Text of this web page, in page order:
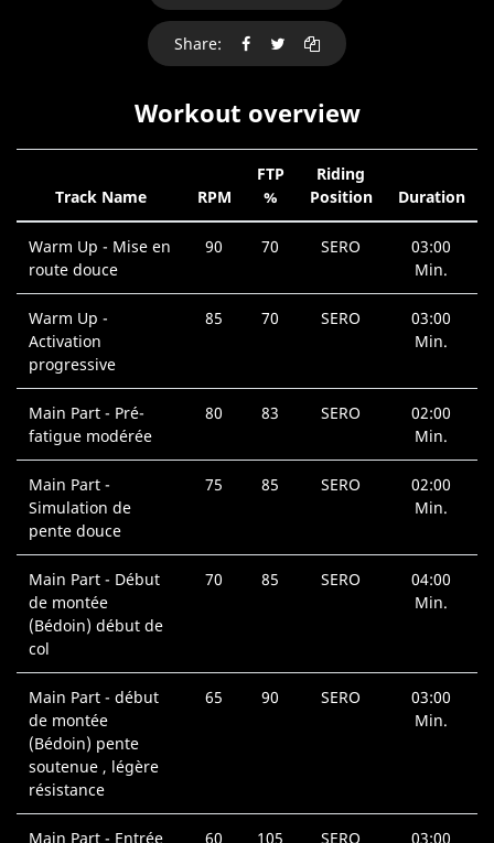
Share:
Workout overview
Track Name RPM
FTP
%
Riding
Position
Duration
Warm Up - Mise en
route douce
90 70 SERO
03:00
Min.
Warm Up -
Activation
progressive
85 70 SERO
03:00
Min.
Main Part - Pré-
fatigue modérée
80 83 SERO
02:00
Min.
Main Part -
Simulation de
pente douce
75 85 SERO
02:00
Min.
Main Part - Début
de montée
(Bédoin) début de
col
70 85 SERO
04:00
Min.
Main Part - début
de montée
(Bédoin) pente
soutenue , légère
résistance
65 90 SERO
03:00
Min.
Main Part - Entrée 60 105 SERO 03:00